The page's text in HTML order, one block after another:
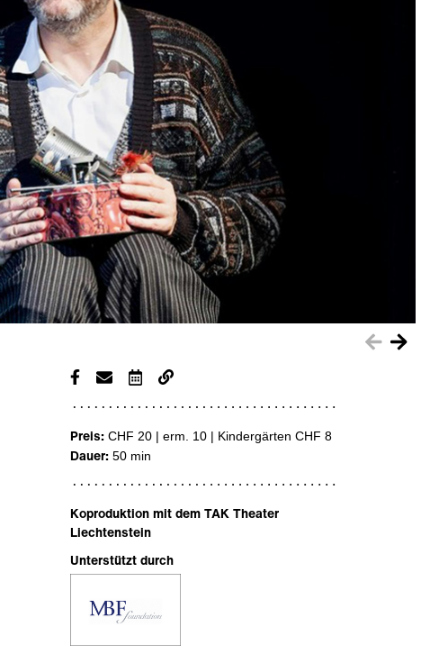
Preis: CHF 20 | erm. 10 | Kindergärten CHF 8
Dauer: 50 min
Koproduktion mit dem TAK Theater
Liechtenstein
Unterstützt durch